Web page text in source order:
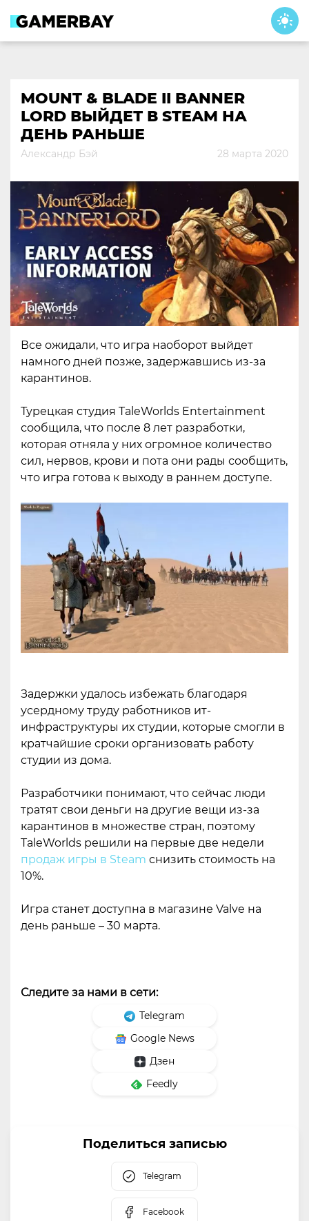
content
MOUNT & BLADE II BANNER
LORD ВЫЙДЕТ В STEAM НА
ДЕНЬ РАНЬШЕ
Александр Бэй 28 марта 2020
Все ожидали, что игра наоборот выйдет
намного дней позже, задержавшись из-за
карантинов.
Турецкая студия TaleWorlds Entertainment
сообщила, что после 8 лет разработки,
которая отняла у них огромное количество
сил, нервов, крови и пота они рады сообщить,
что игра готова к выходу в раннем доступе.
Задержки удалось избежать благодаря
усердному труду работников ит-
инфраструктуры их студии, которые смогли в
кратчайшие сроки организовать работу
студии из дома.
Разработчики понимают, что сейчас люди
тратят свои деньги на другие вещи из-за
карантинов в множестве стран, поэтому
TaleWorlds решили на первые две недели
продаж игры в Steam снизить стоимость на
10%.
Игра станет доступна в магазине Valve на
день раньше – 30 марта.
Следите за нами в сети:
Telegram
Google News
Дзен
Feedly
Поделиться записью
Telegram
Facebook